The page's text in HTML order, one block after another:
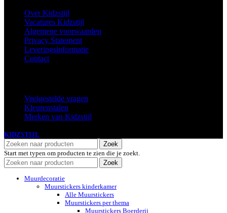
Over Kidzstijl
Vacatures Kidzstijl
Algemene voorwaarden
Privacy Statement
Leveringsinformatie
Contact
Veelgestelde vragen
Kleurenstalen
Merken van Kidzstijl
KIDZSTIJL
Zoek
Start met typen om producten te zien die je zoekt.
Zoek
Muurdecoratie
Muurstickers kinderkamer
Alle Muurstickers
Muurstickers per thema
Muurstickers Boerderij